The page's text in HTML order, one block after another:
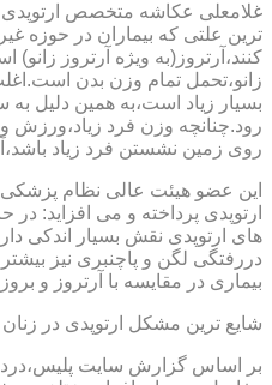
غلامعلی عکاشه متخصص
ترین علتی که بیماران در حوزه
کنند،آرتروز(به ویژه آرتروز
زانو،تحمل تمام وزن بدن
بسیار زیاد است،به همین دلیل
رود.چنانچه وزن فرد زیاد،ورزش
روی زمین نشستن فرد زیاد
این عضو هیئت عالی نظام
ارتوپدی پرداخته و می افزاید:
های ارتوپدی نقش بسیار اندکی
دررفتگی لگن و پاچنبری نیز
بیماری در مقایسه با آرتروز و
شایع ترین مشکل ارتوپدی در زنان
بر اساس گزارش سایت پلیس،درد